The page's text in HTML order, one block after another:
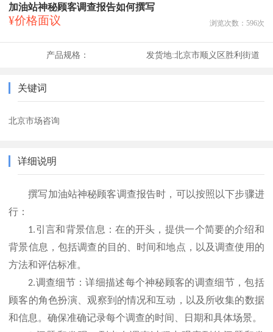
加油站神秘顾客调查报告如何撰写
¥价格面议 浏览次数： 596次
产品规格： 发货地:北京市顺义区胜利街道
关键词
北京市场咨询
详细说明
撰写加油站神秘顾客调查报告时，可以按照以下步骤进
行：
1.引言和背景信息：在的开头，提供一个简要的介绍和
背景信息，包括调查的目的、时间和地点，以及调查使用的
方法和评估标准。
2.调查细节：详细描述每个神秘顾客的调查细节，包括
顾客的角色扮演、观察到的情况和互动，以及所收集的数据
和信息。确保准确记录每个调查的时间、日期和具体场景。